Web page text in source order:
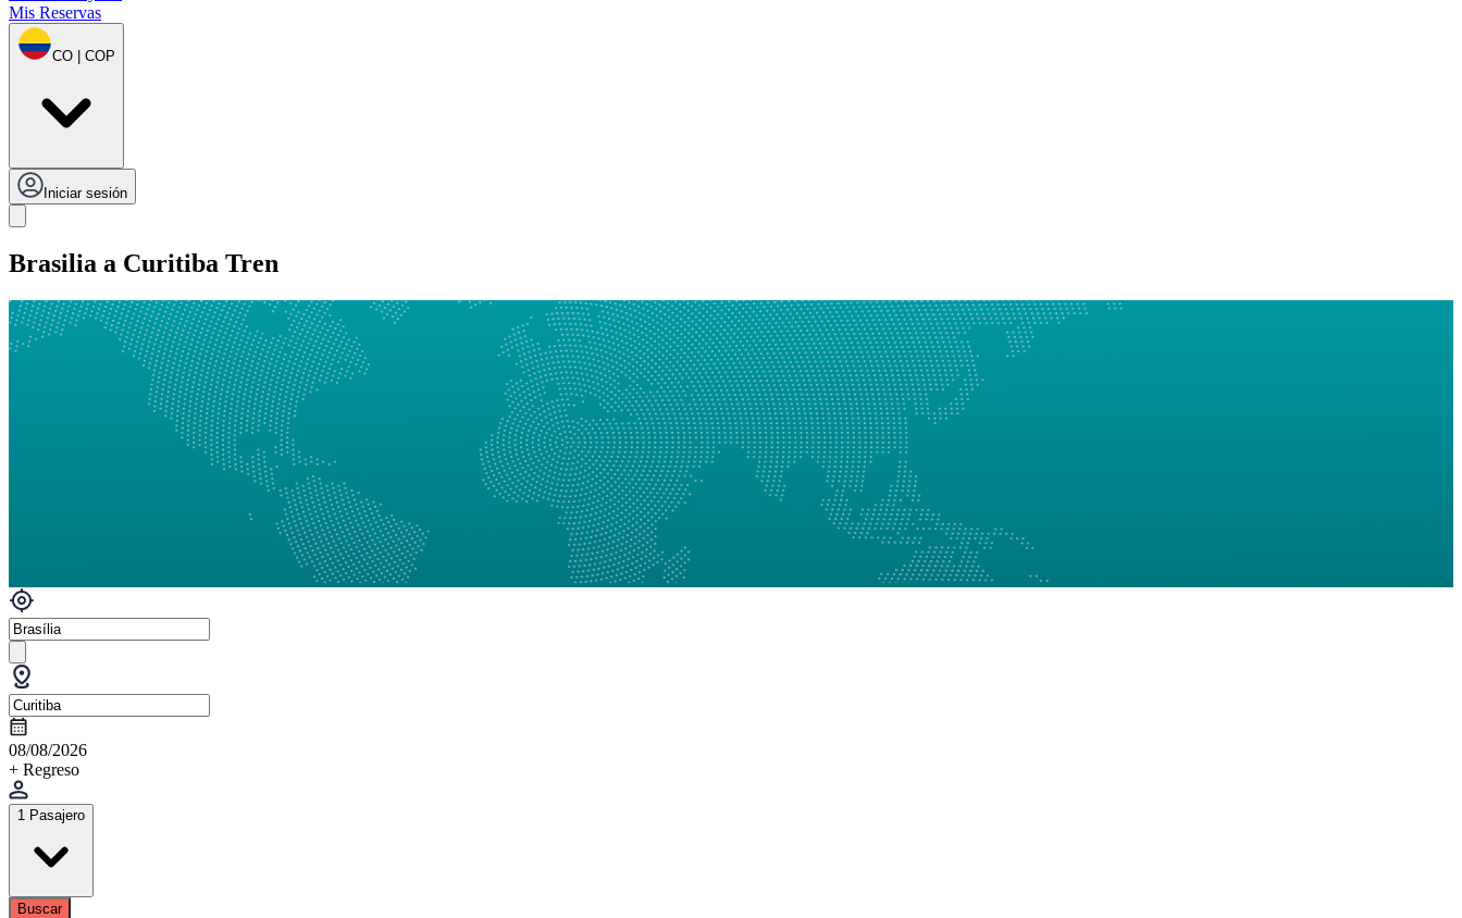
Mis Reservas
CO | COP
Iniciar sesión
Brasilia a Curitiba Tren
08/08/2026
+ Regreso
1 Pasajero
Buscar